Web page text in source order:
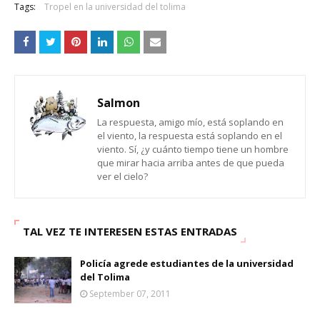
Tags: Tropel en la universidad del tolima
Salmon
La respuesta, amigo mío, está soplando en
el viento, la respuesta está soplando en el
viento. Sí, ¿y cuánto tiempo tiene un hombre
que mirar hacia arriba antes de que pueda
ver el cielo?
TAL VEZ TE INTERESEN ESTAS ENTRADAS
Policía agrede estudiantes de la universidad
del Tolima
September 07, 2011